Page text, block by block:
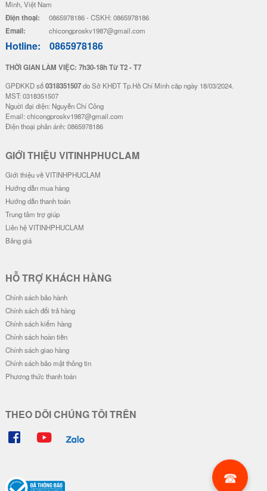
Minh, Việt Nam
Điện thoại: 0865978186 - CSKH: 0865978186
Email: chicongproskv1987@gmail.com
Hotline: 0865978186
THỜI GIAN LÀM VIỆC: 7h30-18h Từ T2 - T7
GPĐKKD số0318351507do Sở KHĐT Tp.Hồ Chí Minh cãp ngày 18/03/2024.
MST: 0318351507
Nguời đại diện: Nguyễn Chí Công
Email: chicongproskv1987@gmail.com
Điện thoại phản ánh: 0865978186
GIỚI THIỆU VITINHPHUCLAM
Giới thiệu về VITINHPHUCLAM
Hướng dẫn mua hàng
Hướng dẫn thanh toán
Trung tâm trợ giúp
Liên hệ VITINHPHUCLAM
Bảng giá
HỖ TRỢ KHÁCH HÀNG
Chính sách bảo hành
Chính sách đổi trả hàng
Chính sách kiểm hàng
Chính sách hoàn tiền
Chính sách giao hàng
Chính sách bảo mật thông tin
Phương thức thanh toán
THEO DÕI CHÚNG TÔI TRÊN